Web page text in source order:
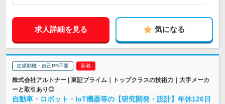
求人詳細を見る 気になる
志望動機・自己PR不要
株式会社アルトナー | 東証プライム｜トップクラスの技術力｜大手メーカ
ーと取引あり◎
自動車・ロボット・IoT機器等の【研究開発・設計】年休126日